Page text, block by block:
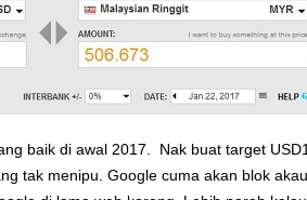
baik di awal 2017. Nak buat target
tak menipu. Google cuma akan blok